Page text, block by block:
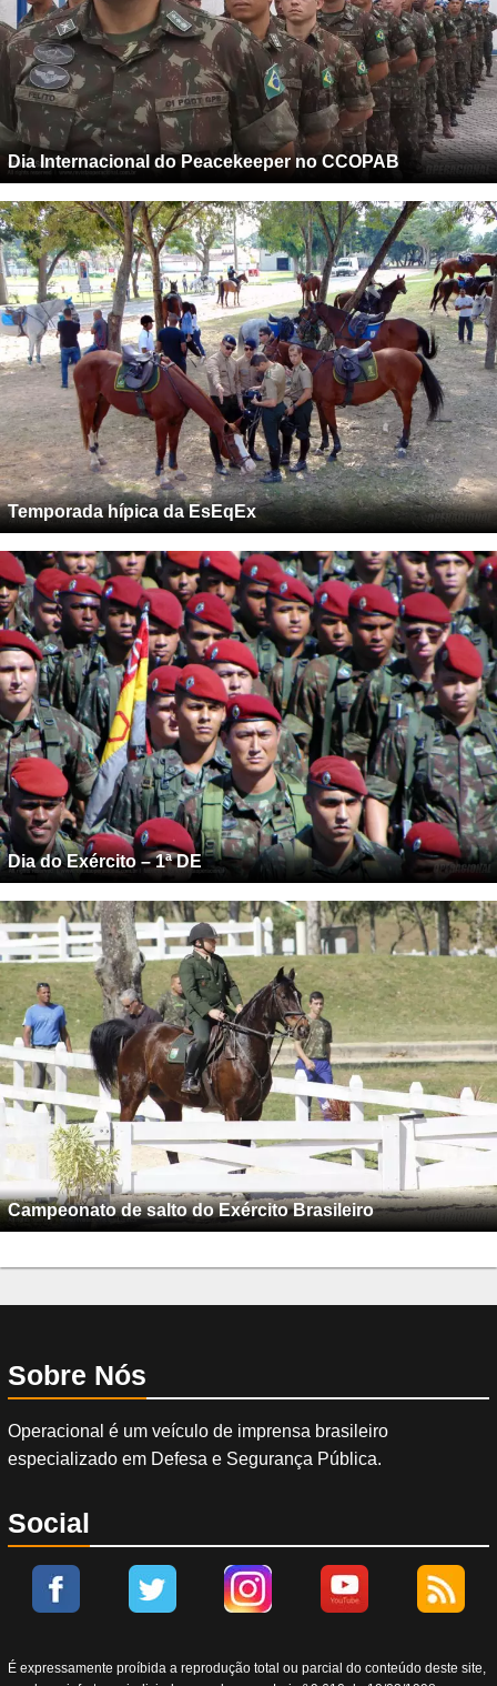
Dia Internacional do Peacekeeper no CCOPAB
Temporada hípica da EsEqEx
Dia do Exército – 1ª DE
Campeonato de salto do Exército Brasileiro
Sobre Nós
Operacional é um veículo de imprensa brasileiro
especializado em Defesa e Segurança Pública.
Social
É expressamente proíbida a reprodução total ou parcial do conteúdo deste site,